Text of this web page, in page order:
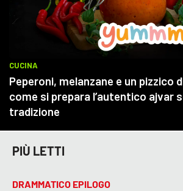
PIÙ LETTI
DRAMMATICO EPILOGO